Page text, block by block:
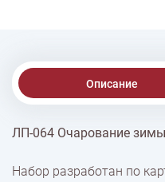
Описание
% Скидки
ЛП-064 Очарование
Набор разработан по